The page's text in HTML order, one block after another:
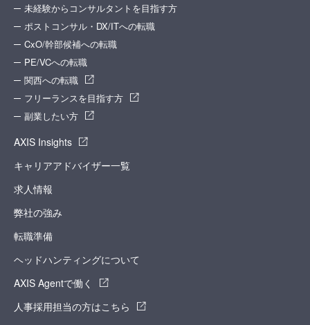
未経験からコンサルタントを目指す方
ポストコンサル・DX/ITへの転職
CxO/幹部候補への転職
PE/VCへの転職
関西への転職
フリーランスを目指す方
副業したい方
AXIS Insights
キャリアアドバイザー一覧
求人情報
弊社の強み
転職準備
ヘッドハンティングについて
AXIS Agentで働く
人事採用担当の方はこちら